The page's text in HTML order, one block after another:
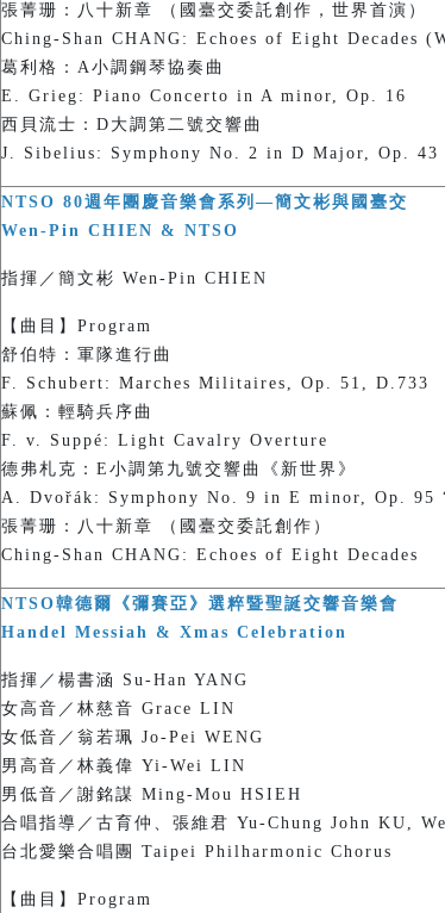
張菁珊：八十新章 （國臺交委託創作，世界首演）
Ching-Shan CHANG: Echoes of Eight Decades
葛利格：A小調鋼琴協奏曲
E. Grieg: Piano Concerto in A minor, Op. 16
西貝流士：D大調第二號交響曲
J. Sibelius: Symphony No. 2 in D Major, Op. 43
NTSO 80週年團慶音樂會系列—簡文彬與國臺交
Wen-Pin CHIEN & NTSO
指揮／簡文彬 Wen-Pin CHIEN
【曲目】Program
舒伯特：軍隊進行曲
F. Schubert: Marches Militaires, Op. 51, D.733
蘇佩：輕騎兵序曲
F. v. Suppé: Light Cavalry Overture
德弗札克：E小調第九號交響曲《新世界》
A. Dvořák: Symphony No. 9 in E minor, Op. 95
張菁珊：八十新章 （國臺交委託創作）
Ching-Shan CHANG: Echoes of Eight Decades
NTSO韓德爾《彌賽亞》選粹暨聖誕交響音樂會
Handel Messiah & Xmas Celebration
指揮／楊書涵 Su-Han YANG
女高音／林慈音 Grace LIN
女低音／翁若珮 Jo-Pei WENG
男高音／林義偉 Yi-Wei LIN
男低音／謝銘謀 Ming-Mou HSIEH
合唱指導／古育仲、張維君 Yu-Chung John KU,
台北愛樂合唱團 Taipei Philharmonic Chorus
【曲目】Program